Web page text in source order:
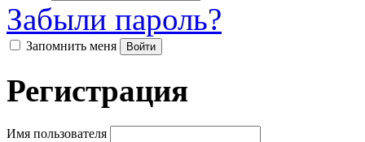
Забыли пароль?
Запомнить меня
Регистрация
Имя пользователя